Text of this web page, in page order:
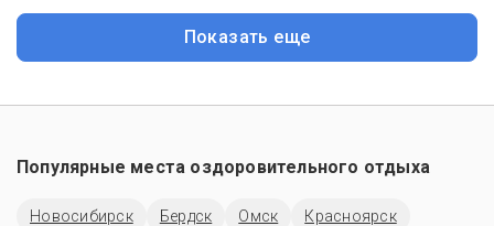
Показать еще
Популярные места оздоровительного отдыха
Новосибирск Бердск Омск
Красноярск